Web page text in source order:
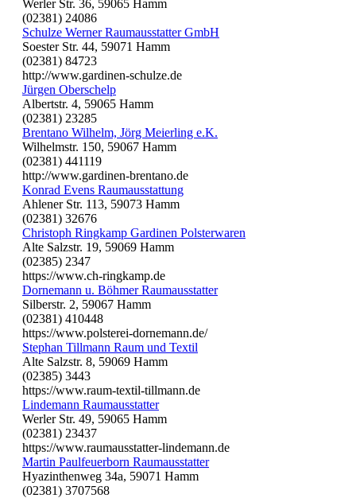
Werler Str. 36, 59065 Hamm
(02381) 24086
Schulze Werner Raumausstatter GmbH
Soester Str. 44, 59071 Hamm
(02381) 84723
http://www.gardinen-schulze.de
Jürgen Oberschelp
Albertstr. 4, 59065 Hamm
(02381) 23285
Brentano Wilhelm, Jörg Meierling e.K.
Wilhelmstr. 150, 59067 Hamm
(02381) 441119
http://www.gardinen-brentano.de
Konrad Evens Raumausstattung
Ahlener Str. 113, 59073 Hamm
(02381) 32676
Christoph Ringkamp Gardinen Polsterwaren
Alte Salzstr. 19, 59069 Hamm
(02385) 2347
https://www.ch-ringkamp.de
Dornemann u. Böhmer Raumausstatter
Silberstr. 2, 59067 Hamm
(02381) 410448
https://www.polsterei-dornemann.de/
Stephan Tillmann Raum und Textil
Alte Salzstr. 8, 59069 Hamm
(02385) 3443
https://www.raum-textil-tillmann.de
Lindemann Raumausstatter
Werler Str. 49, 59065 Hamm
(02381) 23437
https://www.raumausstatter-lindemann.de
Martin Paulfeuerborn Raumausstatter
Hyazinthenweg 34a, 59071 Hamm
(02381) 3707568